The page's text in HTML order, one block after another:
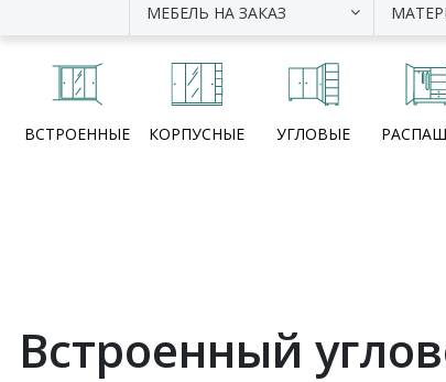
МЕБЕЛЬ НА ЗАКАЗ
ВСТРОЕННЫЕ КОРПУСНЫЕ УГЛОВЫЕ
Встроенный